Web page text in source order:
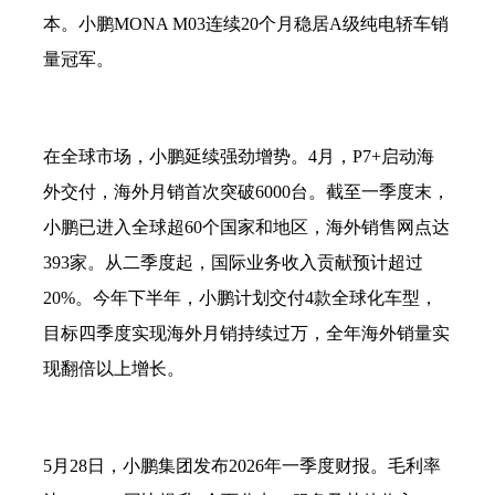
本。小鹏MONA M03连续20个月稳居A级纯电轿车销
量冠军。
在全球市场，小鹏延续强劲增势。4月，P7+启动海
外交付，海外月销首次突破6000台。截至一季度末，
小鹏已进入全球超60个国家和地区，海外销售网点达
393家。从二季度起，国际业务收入贡献预计超过
20%。今年下半年，小鹏计划交付4款全球化车型，
目标四季度实现海外月销持续过万，全年海外销量实
现翻倍以上增长。
5月28日，小鹏集团发布2026年一季度财报。毛利率